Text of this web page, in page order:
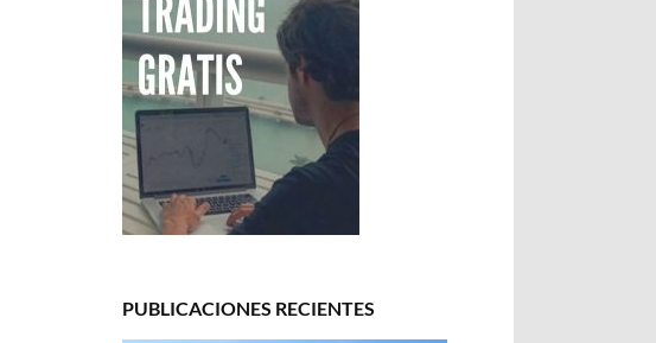
PUBLICACIONES RECIENTES